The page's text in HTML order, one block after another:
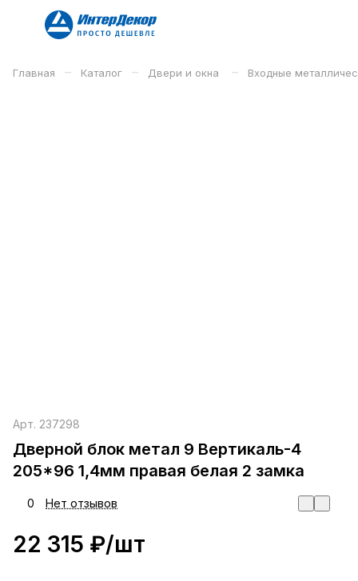
Главная – Каталог – Двери и окна – Входные
Арт. 237298
Дверной блок метал 9 Вертикаль-4
205*96 1,4мм правая белая 2 замка
0 Нет отзывов
22 315 ₽/шт